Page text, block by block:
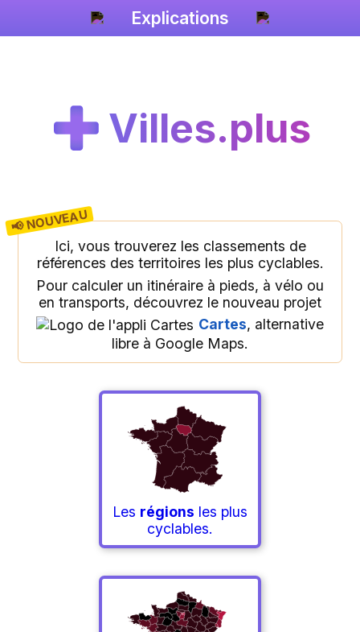
Explications
Villes.plus
📢 NOUVEAU
Ici, vous trouverez les classements de
références des territoires les plus cyclables.
Pour calculer un itinéraire à pieds, à vélo ou
en transports, découvrez le nouveau projet
Cartes, alternative
libre à Google Maps.
Les régions les plus
cyclables.